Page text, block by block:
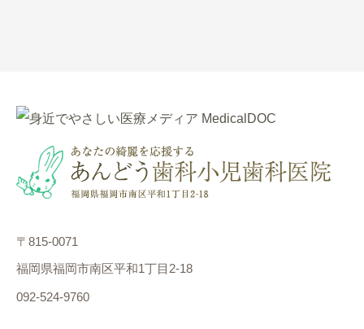
〒815-0071
福岡県福岡市南区平和1丁目2-18
092-524-9760